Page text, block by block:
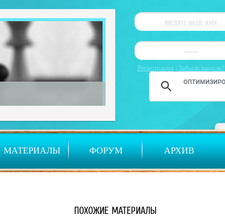
МАТЕРИАЛЫ ФОРУМ АРХИВ
Регистрация | Забыли пароль?
ПОХОЖИЕ МАТЕРИАЛЫ